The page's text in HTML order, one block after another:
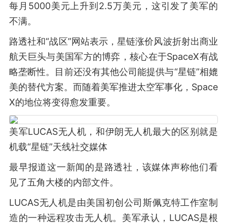
每月5000美元上升到2.5万美元，这引发了美军的
不满。
路透社和“战区”网站表示，星链涨价风波折射出商业
航天巨头与美国军方的博弈，核心在于SpaceX有战
略垄断性。目前还没有其他公司能提供与“星链”相媲
美的替代方案。而随着美军推进太空军事化，Space
X的地位将变得愈发重要。
美军LUCAS无人机，和伊朗无人机最大的区别就是
机载“星链”天线社交媒体
最早报道这一新闻的是路透社，该媒体声称他们看
见了五角大楼的内部文件。
LUCAS无人机是由美国初创公司斯佩克特工作室制
造的一种远程攻击无人机。美军承认，LUCAS是根